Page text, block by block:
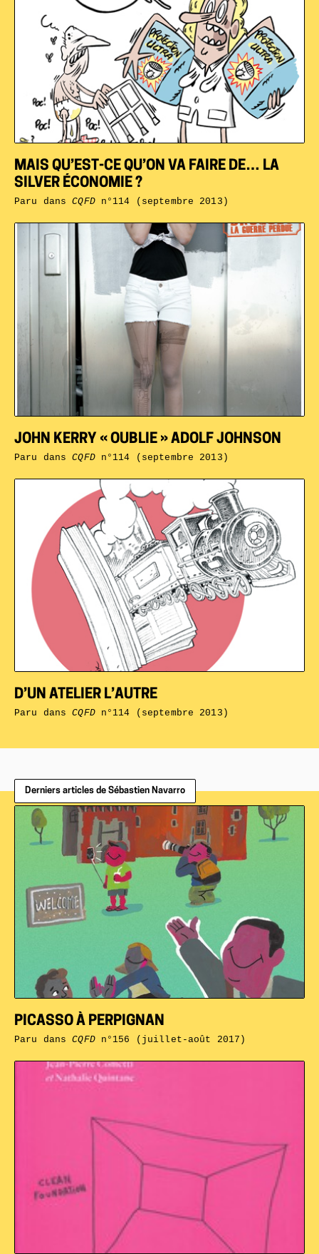
D’UN ATELIER L’AUTRE
Paru dansCQFDn°114 (septembre 2013)
JOHN KERRY « OUBLIE » ADOLF JOHNSON
Paru dansCQFDn°114 (septembre 2013)
MAIS QU’EST-CE QU’ON VA FAIRE DE… LA
SILVER ÉCONOMIE ?
Paru dansCQFDn°114 (septembre 2013)
Derniers articles de Sébastien Navarro
PICASSO À PERPIGNAN
Paru dansCQFDn°156 (juillet-août 2017)